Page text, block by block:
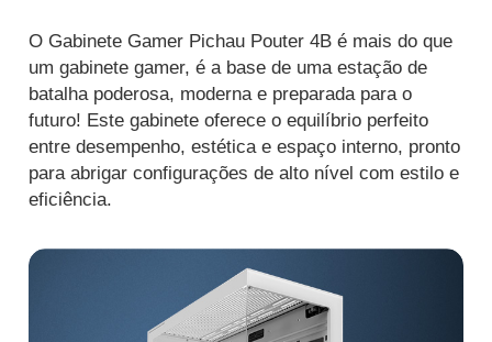
O Gabinete Gamer Pichau Pouter 4B é mais do que
um gabinete gamer, é a base de uma estação de
batalha poderosa, moderna e preparada para o
futuro! Este gabinete oferece o equilíbrio perfeito
entre desempenho, estética e espaço interno, pronto
para abrigar configurações de alto nível com estilo e
eficiência.